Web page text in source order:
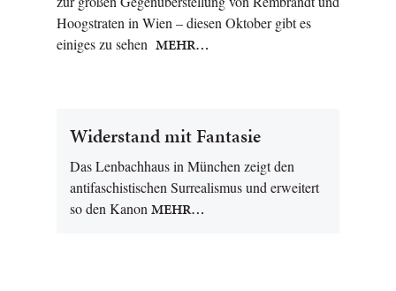
Hoogstraten in Wien – diesen Oktober gibt es
einiges zu sehen MEHR…
Widerstand mit Fantasie
Das Lenbachhaus in München zeigt den
antifaschistischen Surrealismus und erweitert
so den Kanon MEHR…